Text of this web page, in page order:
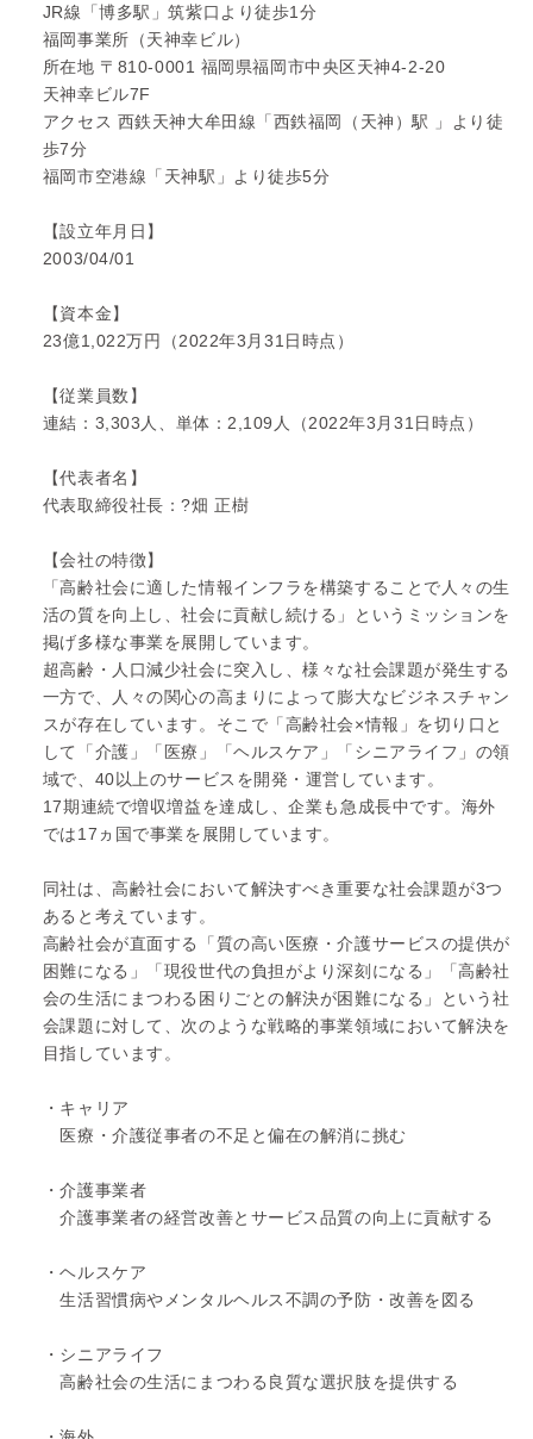
JR線「博多駅」筑紫口より徒歩1分
福岡事業所（天神幸ビル）
所在地 〒810-0001 福岡県福岡市中央区天神4-2-20
天神幸ビル7F
アクセス 西鉄天神大牟田線「西鉄福岡（天神）駅 」より徒
歩7分
福岡市空港線「天神駅」より徒歩5分
【設立年月日】
2003/04/01
【資本金】
23億1,022万円（2022年3月31日時点）
【従業員数】
連結：3,303人、単体：2,109人（2022年3月31日時点）
【代表者名】
代表取締役社長：?畑 正樹
【会社の特徴】
「高齢社会に適した情報インフラを構築することで人々の生
活の質を向上し、社会に貢献し続ける」というミッションを
掲げ多様な事業を展開しています。
超高齢・人口減少社会に突入し、様々な社会課題が発生する
一方で、人々の関心の高まりによって膨大なビジネスチャン
スが存在しています。そこで「高齢社会×情報」を切り口と
して「介護」「医療」「ヘルスケア」「シニアライフ」の領
域で、40以上のサービスを開発・運営しています。
17期連続で増収増益を達成し、企業も急成長中です。海外
では17ヵ国で事業を展開しています。
同社は、高齢社会において解決すべき重要な社会課題が3つ
あると考えています。
高齢社会が直面する「質の高い医療・介護サービスの提供が
困難になる」「現役世代の負担がより深刻になる」「高齢社
会の生活にまつわる困りごとの解決が困難になる」という社
会課題に対して、次のような戦略的事業領域において解決を
目指しています。
・キャリア
医療・介護従事者の不足と偏在の解消に挑む
・介護事業者
介護事業者の経営改善とサービス品質の向上に貢献する
・ヘルスケア
生活習慣病やメンタルヘルス不調の予防・改善を図る
・シニアライフ
高齢社会の生活にまつわる良質な選択肢を提供する